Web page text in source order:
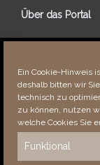
Ein Cookie-Hinweis
deshalb bitten wir
technisch zu
zu können, nutzen
welche Cookies Sie
Funktional
Über das Portal
Über dieses Portal
Fehler bemerkt?
Besucher seit 08/​